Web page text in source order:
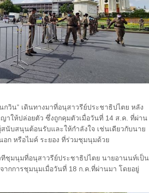
กวิน” เดินทางมาที่อนุสาวรีย์ประชาธิปไตย หลัง
าให้ปล่อยตัว ซึ่งถูกคุมตัวเมื่อวันที่ 14 ส.ค. ที่ผ่าน
นับสนุนต้อนรับและให้กำลังใจ เช่นเดียวกับนาย
ก หรือไมค์ ระยอง ที่ร่วมชุมนุมด้วย
ชุมนุมที่อนุสาวรีย์ประชาธิปไตย นายอานนท์เป็น
กการชุมนุมเมื่อวันที่ 18 ก.ค.ที่ผ่านมา โดยอยู่